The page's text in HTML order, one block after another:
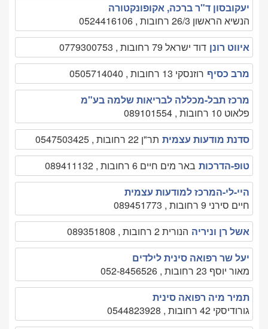
יעקובסון ד"ר ברכה, אקופונקטורה
הנשיא הראשון 26/3 רחובות , 0524416106
איווט רונן דוד ישראל 79 רחובות , 0779300753
מרב כסיף רוזנסקי 13 רחובות , 0505714040
מרכז תבל-מכללה לבריאות שלמה בע"מ
פלאוט 10 רחובות , 089101554
סדנת מודעות עצמית תר"ן 22 רחובות , 0547503425
טופ-הדרכות באר מים חיים 6 רחובות , 089411132
היי-לי-המרכז למודעות עצמית
חיים סירני 9 רחובות , 089451773
אשל רן וניריה הנורית 2 רחובות , 089351808
יעל שר רפואה סינית לילדים
מאור יוסף 23 רחובות , 052-8456526
תמיר מיה רפואה סינית
גורודיסקי 42 רחובות , 0544823928